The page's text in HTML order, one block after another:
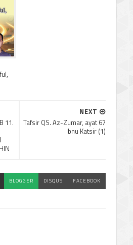
NEXT
Tafsir QS. Az-Zumar, ayat 67
Ibnu Katsir (1)
11.
BLOGGER DISQUS FACEBOOK